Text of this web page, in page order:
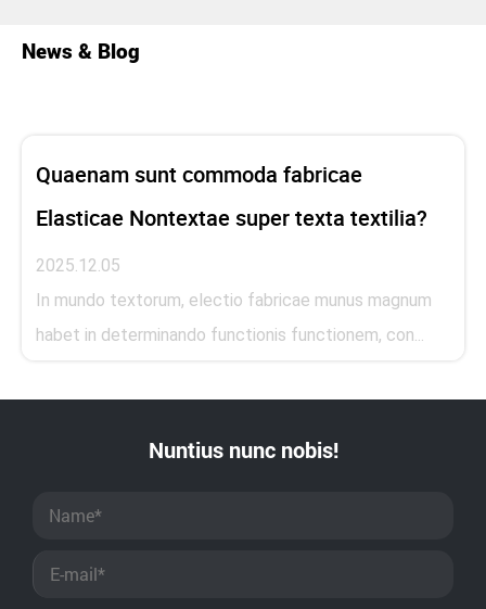
News & Blog
Quaenam sunt commoda fabricae
Elasticae Nontextae super texta textilia?
2025.12.05
In mundo textorum, electio fabricae munus magnum
habet in determinando functionis functionem, con...
Nuntius nunc nobis!